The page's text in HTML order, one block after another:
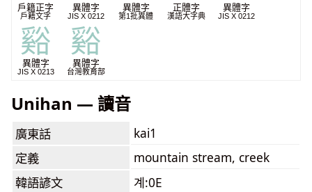
戶籍正字
戶籍文字
異體字
JIS X 0212
異體字
第1批異體
正體字
漢語大字典
異體字
JIS X 0212
谿
異體字
JIS X 0213
谿
異體字
台灣教育部
Unihan — 讀音
廣東話
kai1
定義
mountain stream, creek
韓語諺文
계:0E